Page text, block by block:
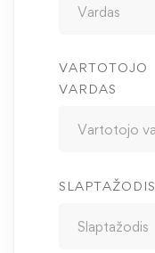
VARTOTOJO
VARDAS
SLAPTAŽODIS